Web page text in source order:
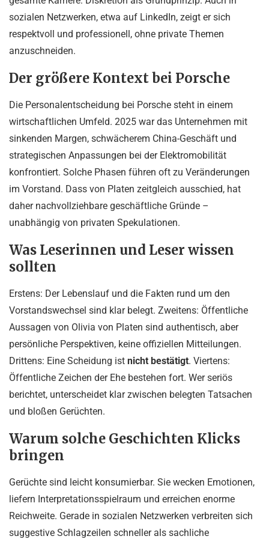
sozialen Netzwerken, etwa auf LinkedIn, zeigt er sich
respektvoll und professionell, ohne private Themen
anzuschneiden.
Der größere Kontext bei Porsche
Die Personalentscheidung bei Porsche steht in einem
wirtschaftlichen Umfeld. 2025 war das Unternehmen mit
sinkenden Margen, schwächerem China-Geschäft und
strategischen Anpassungen bei der Elektromobilität
konfrontiert. Solche Phasen führen oft zu Veränderungen
im Vorstand. Dass von Platen zeitgleich ausschied, hat
daher nachvollziehbare geschäftliche Gründe –
unabhängig von privaten Spekulationen.
Was Leserinnen und Leser wissen
sollten
Erstens: Der Lebenslauf und die Fakten rund um den
Vorstandswechsel sind klar belegt. Zweitens: Öffentliche
Aussagen von Olivia von Platen sind authentisch, aber
persönliche Perspektiven, keine offiziellen Mitteilungen.
Drittens: Eine Scheidung ist nicht bestätigt. Viertens:
Öffentliche Zeichen der Ehe bestehen fort. Wer seriös
berichtet, unterscheidet klar zwischen belegten Tatsachen
und bloßen Gerüchten.
Warum solche Geschichten Klicks
bringen
Gerüchte sind leicht konsumierbar. Sie wecken Emotionen,
liefern Interpretationsspielraum und erreichen enorme
Reichweite. Gerade in sozialen Netzwerken verbreiten sich
suggestive Schlagzeilen schneller als sachliche